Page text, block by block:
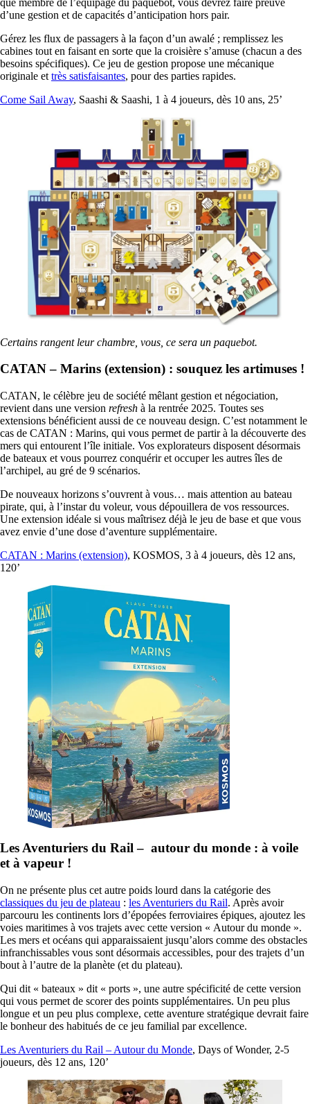
que membre de l’équipage du paquebot, vous devrez faire preuve
d’une gestion et de capacités d’anticipation hors pair.
Gérez les flux de passagers à la façon d’un awalé ; remplissez les
cabines tout en faisant en sorte que la croisière s’amuse (chacun a des
besoins spécifiques). Ce jeu de gestion propose une mécanique
originale ettrès satisfaisantes, pour des parties rapides.
Come Sail Away, Saashi & Saashi, 1 à 4 joueurs, dès 10 ans, 25’
Certains rangent leur chambre, vous, ce sera un paquebot.
CATAN – Marins (extension) : souquez les artimuses !
CATAN, le célèbre jeu de société mêlant gestion et négociation,
revient dans une version refresh à la rentrée 2025. Toutes ses
extensions bénéficient aussi de ce nouveau design. C’est notamment le
cas de CATAN : Marins, qui vous permet de partir à la découverte des
mers qui entourent l’île initiale. Vos explorateurs disposent désormais
de bateaux et vous pourrez conquérir et occuper les autres îles de
l’archipel, au gré de 9 scénarios.
De nouveaux horizons s’ouvrent à vous… mais attention au bateau
pirate, qui, à l’instar du voleur, vous dépouillera de vos ressources.
Une extension idéale si vous maîtrisez déjà le jeu de base et que vous
avez envie d’une dose d’aventure supplémentaire.
CATAN : Marins (extension), KOSMOS, 3 à 4 joueurs, dès 12 ans,
120’
Les Aventuriers du Rail – autour du monde : à voile
et à vapeur !
On ne présente plus cet autre poids lourd dans la catégorie des
classiques du jeu de plateau : les Aventuriers du Rail. Après avoir
parcouru les continents lors d’épopées ferroviaires épiques, ajoutez les
voies maritimes à vos trajets avec cette version « Autour du monde ».
Les mers et océans qui apparaissaient jusqu’alors comme des obstacles
infranchissables vous sont désormais accessibles, pour des trajets d’un
bout à l’autre de la planète (et du plateau).
Qui dit « bateaux » dit « ports », une autre spécificité de cette version
qui vous permet de scorer des points supplémentaires. Un peu plus
longue et un peu plus complexe, cette aventure stratégique devrait faire
le bonheur des habitués de ce jeu familial par excellence.
Les Aventuriers du Rail – Autour du Monde, Days of Wonder, 2-5
joueurs, dès 12 ans, 120’